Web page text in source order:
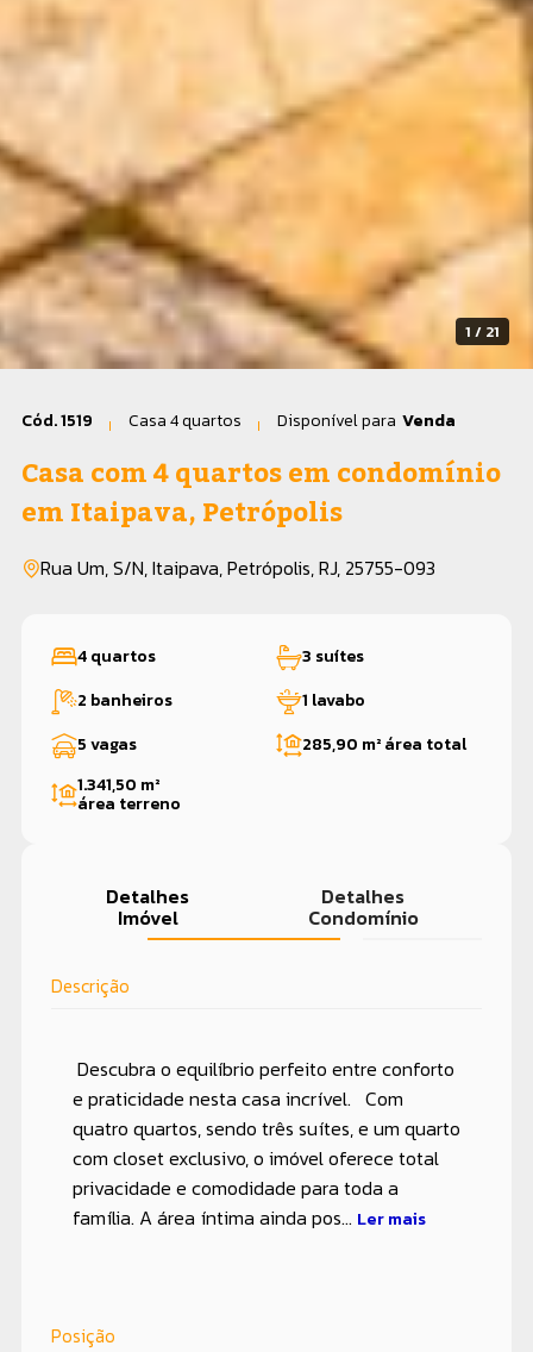
1 / 21
Cód. 1519 Casa 4 quartos Disponível para Venda
Casa com 4 quartos em condomínio
em Itaipava, Petrópolis
Rua Um, S/N, Itaipava, Petrópolis, RJ, 25755-093
4 quartos
3 suítes
2 banheiros
1 lavabo
5 vagas
285,90 m²área total
1.341,50 m²
área terreno
Detalhes
Imóvel
Detalhes
Condomínio
Descrição
Descubra o equilíbrio perfeito entre conforto
e praticidade nesta casa incrível. Com
quatro quartos, sendo três suítes, e um quarto
com closet exclusivo, o imóvel oferece total
privacidade e comodidade para toda a
família. A área íntima ainda pos... Ler mais
Posição